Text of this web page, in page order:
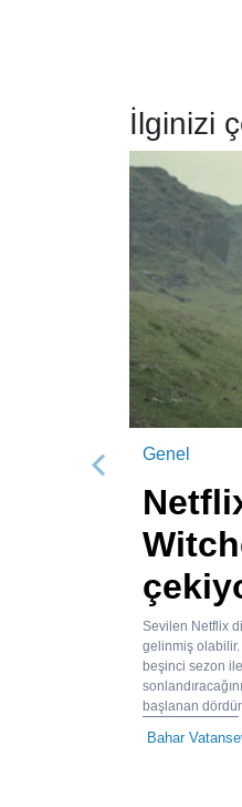
İlginizi
Genel
Sevilen Netflix
gelinmiş olabilir.
beşinci sezon
başlanan
Bahar
Önceki